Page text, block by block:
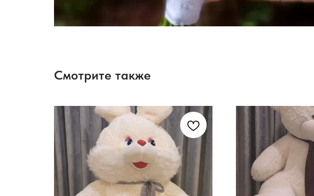
Смотрите также